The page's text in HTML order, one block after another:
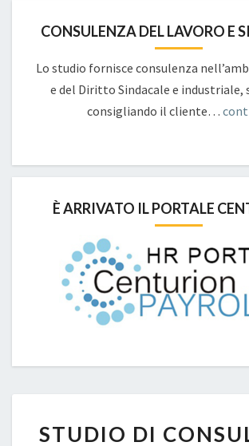
CONSULENZA DEL LAVORO E
Lo studio fornisce consulenza
e del Diritto Sindacale e industriale,
consigliando il cliente…
È ARRIVATO IL PORTALE
DI
STUDIO DI